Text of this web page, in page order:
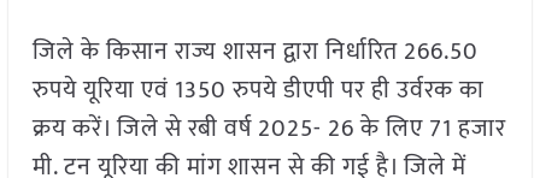
जिले के किसान राज्य शासन द्वारा निर्धारित 266.50
रुपये यूरिया एवं 1350 रुपये डीएपी पर ही उर्वरक का
क्रय करें। जिले से रबी वर्ष 2025- 26 के लिए 71 हजार
मी. टन यूरिया की मांग शासन से की गई है। जिले में